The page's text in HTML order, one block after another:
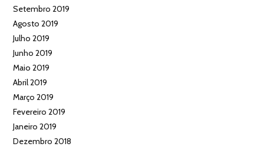
Setembro 2019
Agosto 2019
Julho 2019
Junho 2019
Maio 2019
Abril 2019
Março 2019
Fevereiro 2019
Janeiro 2019
Dezembro 2018